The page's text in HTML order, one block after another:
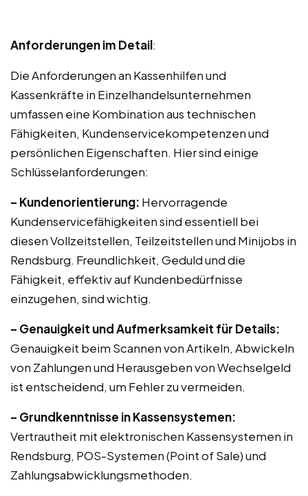
Anforderungen im Detail:
Die Anforderungen an Kassenhilfen und
Kassenkräfte in Einzelhandelsunternehmen
umfassen eine Kombination aus technischen
Fähigkeiten, Kundenservicekompetenzen und
persönlichen Eigenschaften. Hier sind einige
Schlüsselanforderungen:
– Kundenorientierung: Hervorragende
Kundenservicefähigkeiten sind essentiell bei
diesen Vollzeitstellen, Teilzeitstellen und Minijobs in
Rendsburg. Freundlichkeit, Geduld und die
Fähigkeit, effektiv auf Kundenbedürfnisse
einzugehen, sind wichtig.
– Genauigkeit und Aufmerksamkeit für Details:
Genauigkeit beim Scannen von Artikeln, Abwickeln
von Zahlungen und Herausgeben von Wechselgeld
ist entscheidend, um Fehler zu vermeiden.
– Grundkenntnisse in Kassensystemen:
Vertrautheit mit elektronischen Kassensystemen in
Rendsburg, POS-Systemen (Point of Sale) und
Zahlungsabwicklungsmethoden.